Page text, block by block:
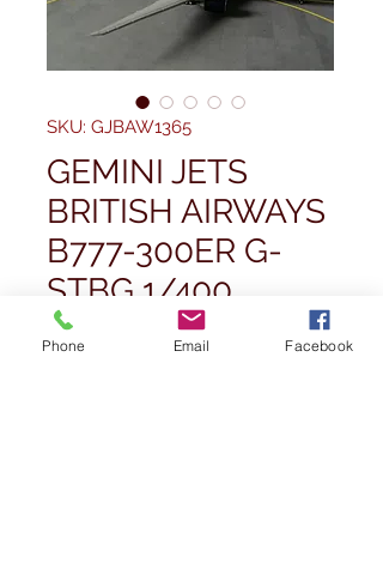
SKU: GJBAW1365
GEMINI JETS
BRITISH AIRWAYS
B777-300ER G-
STBG 1/400
55,00 £Prezzo
Phone Email Facebook